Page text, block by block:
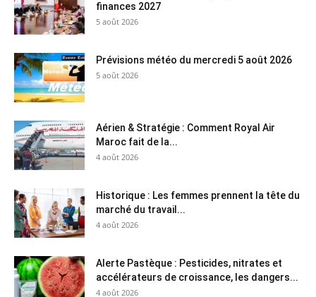
finances 2027
5 août 2026
Prévisions météo du mercredi 5 août 2026
5 août 2026
Aérien & Stratégie : Comment Royal Air
Maroc fait de la...
4 août 2026
Historique : Les femmes prennent la tête du
marché du travail...
4 août 2026
Alerte Pastèque : Pesticides, nitrates et
accélérateurs de croissance, les dangers...
4 août 2026